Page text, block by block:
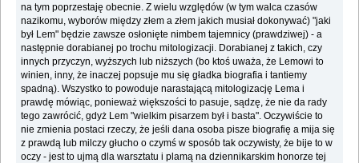
na tym poprzestaję obecnie. Z wielu względów (w tym walca czasów
nazikomu, wyborów między złem a złem jakich musiał dokonywać) "jaki
był Lem" będzie zawsze osłonięte nimbem tajemnicy (prawdziwej) - a
następnie dorabianej po trochu mitologizacji. Dorabianej z takich, czy
innych przyczyn, wyższych lub niższych (bo ktoś uważa, że Lemowi to
winien, inny, że inaczej popsuje mu się gładka biografia i tantiemy
spadną). Wszystko to powoduje narastającą mitologizację Lema i
prawdę mówiąc, ponieważ większości to pasuje, sądzę, że nie da rady
tego zawrócić, gdyż Lem "wielkim pisarzem był i basta". Oczywiście to
nie zmienia postaci rzeczy, że jeśli dana osoba pisze biografię a mija się
z prawdą lub milczy głucho o czymś w sposób tak oczywisty, że bije to w
oczy - jest to ujmą dla warsztatu i plamą na dziennikarskim honorze tej